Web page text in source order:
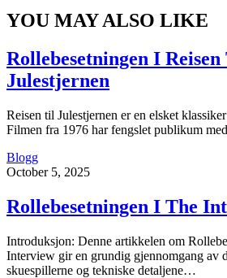
YOU MAY ALSO LIKE
Rollebesetningen I
Julestjernen
Reisen til Julestjernen er en elsket
Filmen fra 1976 har fengslet publikum
Blogg
October 5, 2025
Rollebesetningen I The
Introduksjon: Denne artikkelen om
Interview gir en grundig gjennomgang av
skuespillerne og tekniske detaljene…